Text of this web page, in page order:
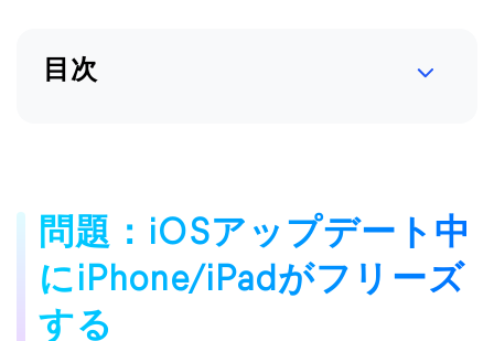
目次
問題：iOSアップデート中
にiPhone/iPadがフリーズ
する